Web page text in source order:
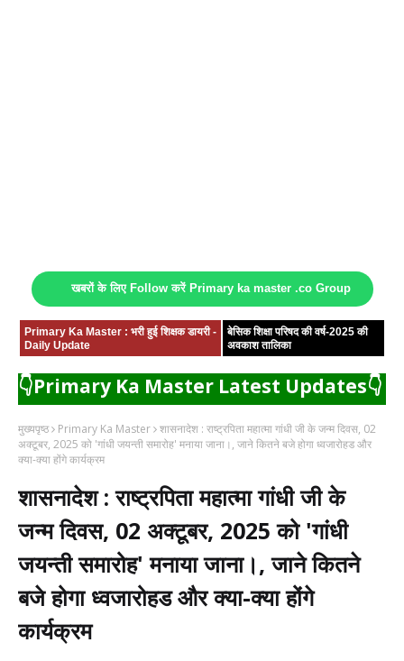
खबरों के लिए Follow करें Primary ka master .co Group
Primary Ka Master : भरी हुई शिक्षक डायरी -
Daily Update
बेसिक शिक्षा परिषद की वर्ष-2025 की
अवकाश तालिका
👇Primary Ka Master Latest Updates👇
मुख्यपृष्ठ Primary Ka Master शासनादेश : राष्ट्रपिता महात्मा गांधी जी के जन्म दिवस, 02
अक्टूबर, 2025 को 'गांधी जयन्ती समारोह' मनाया जाना।, जाने कितने बजे होगा ध्वजारोहड और
क्या-क्या होंगे कार्यक्रम
शासनादेश : राष्ट्रपिता महात्मा गांधी जी के
जन्म दिवस, 02 अक्टूबर, 2025 को 'गांधी
जयन्ती समारोह' मनाया जाना।, जाने कितने
बजे होगा ध्वजारोहड और क्या-क्या होंगे
कार्यक्रम